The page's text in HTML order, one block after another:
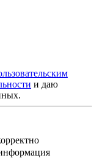
и даю